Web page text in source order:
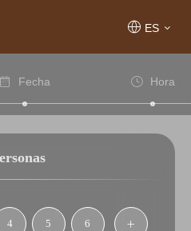
ES
Fecha Hora
4 5 6